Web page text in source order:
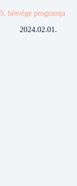
5. hétvége programja
2024.02.01.